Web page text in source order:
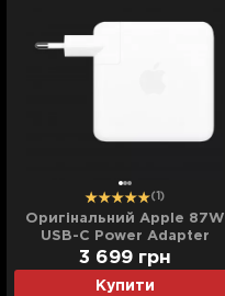
(1)
Оригінальний Apple 87W
USB-C Power Adapter
(MNF82)
Купити
3 699 грн